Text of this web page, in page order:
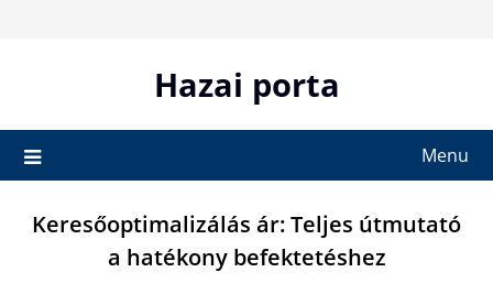
Hazai porta
Menu
Keresőoptimalizálás ár: Teljes útmutató
a hatékony befektetéshez